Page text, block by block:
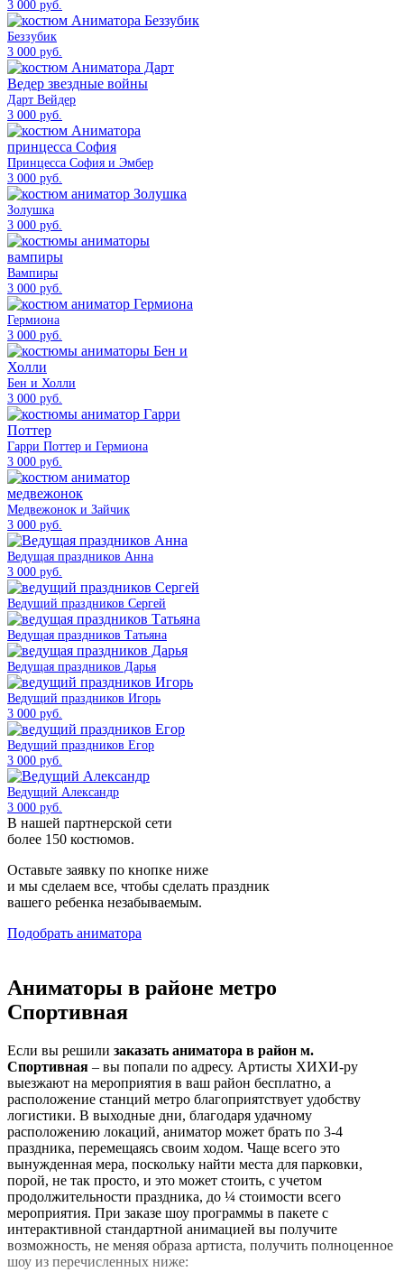
3 000 руб.
Беззубик
3 000 руб.
Дарт Вейдер
3 000 руб.
Принцесса София и Эмбер
3 000 руб.
Золушка
3 000 руб.
Вампиры
3 000 руб.
Гермиона
3 000 руб.
Бен и Холли
3 000 руб.
Гарри Поттер и Гермиона
3 000 руб.
Медвежонок и Зайчик
3 000 руб.
Ведущая праздников Анна
3 000 руб.
Ведущий праздников Сергей
Ведущая праздников Татьяна
Ведущая праздников Дарья
Ведущий праздников Игорь
3 000 руб.
Ведущий праздников Егор
3 000 руб.
Ведущий Александр
3 000 руб.
В нашей партнерской сети
более 150 костюмов.
Оставьте заявку по кнопке ниже
и мы сделаем все, чтобы сделать праздник
вашего ребенка незабываемым.
Подобрать аниматора
Аниматоры в районе метро
Спортивная
Если вы решили заказать аниматора в район м.
Спортивная – вы попали по адресу. Артисты ХИХИ-ру
выезжают на мероприятия в ваш район бесплатно, а
расположение станций метро благоприятствует удобству
логистики. В выходные дни, благодаря удачному
расположению локаций, аниматор может брать по 3-4
праздника, перемещаясь своим ходом. Чаще всего это
вынужденная мера, поскольку найти места для парковки,
порой, не так просто, и это может стоить, с учетом
продолжительности праздника, до ¼ стоимости всего
мероприятия. При заказе шоу программы в пакете с
интерактивной стандартной анимацией вы получите
возможность, не меняя образа артиста, получить полноценное
шоу из перечисленных ниже: